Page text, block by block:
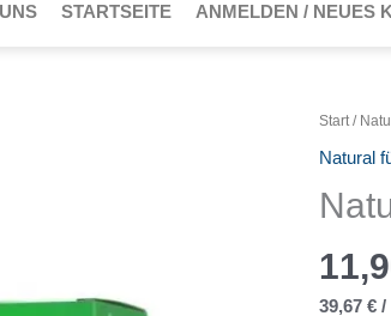
STARTSEITE ANMELDEN / NEUES
Start/
Natural
39,67 €/